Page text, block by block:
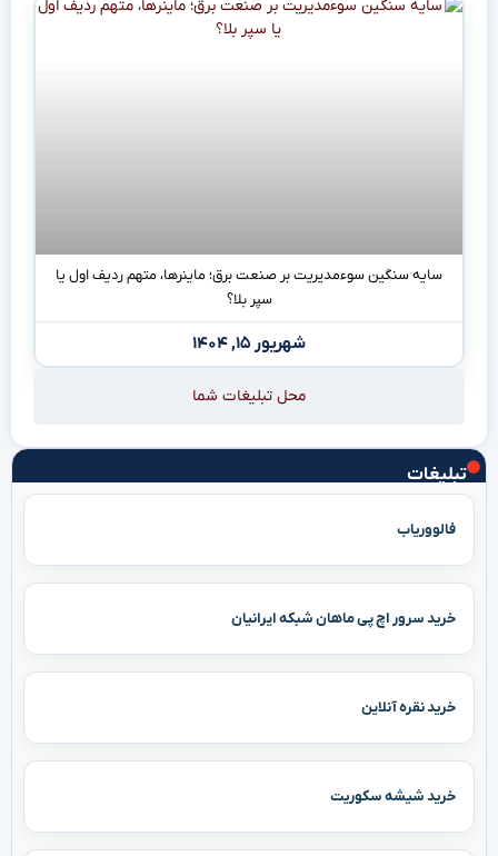
تبلیغات
فالووریاب
خرید سرور اچ پی ماهان شبکه ایرانیان
خرید نقره آنلاین
خرید شیشه سکوریت
سایه سنگین سوءمدیریت بر صنعت برق؛ ماینرها، متهم ردیف اول یا
سپر بلا؟
شهریور ۱۵, ۱۴۰۴
محل تبلیغات شما